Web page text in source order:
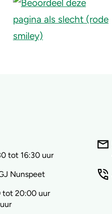
tot 16:30 uur
Nunspeet
tot 20:00 uur